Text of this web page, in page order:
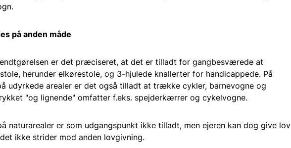
på anden måde
er det præciseret, at det er tilladt for gangbesværede at
herunder elkørestole, og 3-hjulede knallerter for handicappede. På
udyrkede arealer er det også tilladt at trække cykler, barnevogne og
"og lignende" omfatter f.eks. spejderkærrer og cykelvogne.
naturarealer er som udgangspunkt ikke tilladt, men ejeren kan dog give lov
ikke strider mod anden lovgivning.